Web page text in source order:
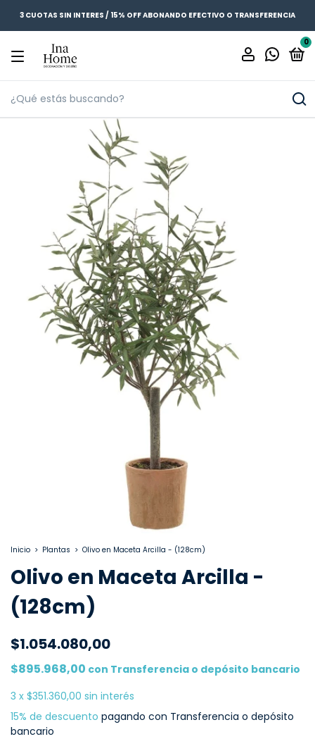
3 CUOTAS SIN INTERES / 15% OFF ABONANDO EFECTIVO O TRANSFERENCIA
0
Inicio > Plantas > Olivo en Maceta Arcilla - (128cm)
Olivo en Maceta Arcilla -
(128cm)
$1.054.080,00
$895.968,00 con Transferencia o depósito bancario
3 x $351.360,00 sin interés
15% de descuento pagando con Transferencia o depósito
bancario